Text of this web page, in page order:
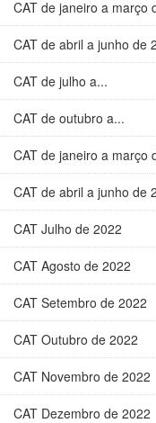
CAT de janeiro a março
CAT de abril a junho de
CAT de julho a...
CAT de outubro a...
CAT de janeiro a março
CAT de abril a junho de
CAT Julho de 2022
CAT Agosto de 2022
CAT Setembro de 2022
CAT Outubro de 2022
CAT Novembro de 2022
CAT Dezembro de 2022